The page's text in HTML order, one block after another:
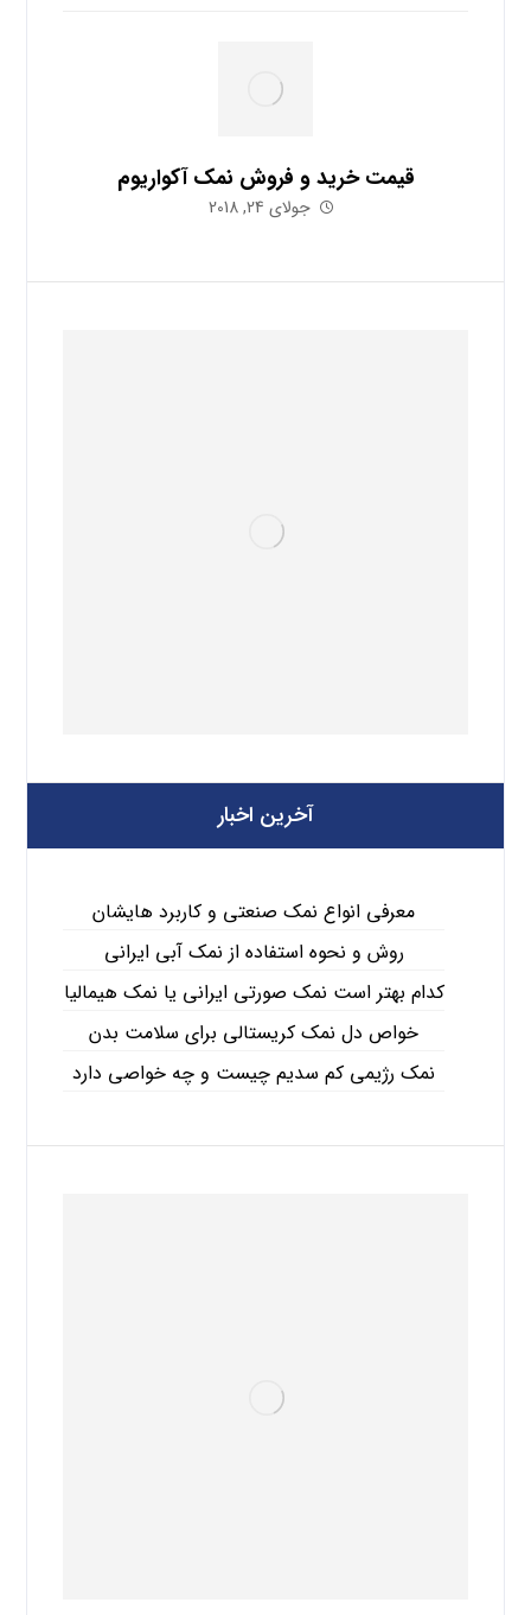
قیمت خرید و فروش نمک آکواریوم
جولای 24, 2018
آخرین اخبار
معرفی انواع نمک صنعتی و کاربرد هایشان
روش و نحوه استفاده از نمک آبی ایرانی
کدام بهتر است نمک صورتی ایرانی یا نمک هیمالیا
خواص دل نمک کریستالی برای سلامت بدن
نمک رژیمی کم سدیم چیست و چه خواصی دارد